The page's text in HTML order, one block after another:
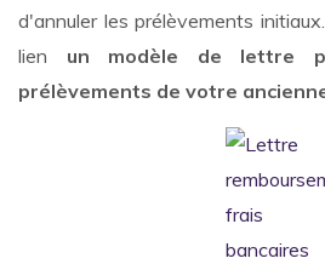
d'annuler les prélèvements
lien un modèle de lettre
prélèvements de votre